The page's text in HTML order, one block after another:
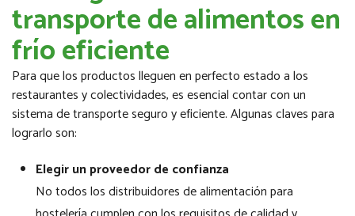
transporte de alimentos en
frío eficiente
Para que los productos lleguen en perfecto estado a los
restaurantes y colectividades, es esencial contar con un
sistema de transporte seguro y eficiente. Algunas claves para
lograrlo son:
Elegir un proveedor de confianza
No todos los distribuidores de alimentación para